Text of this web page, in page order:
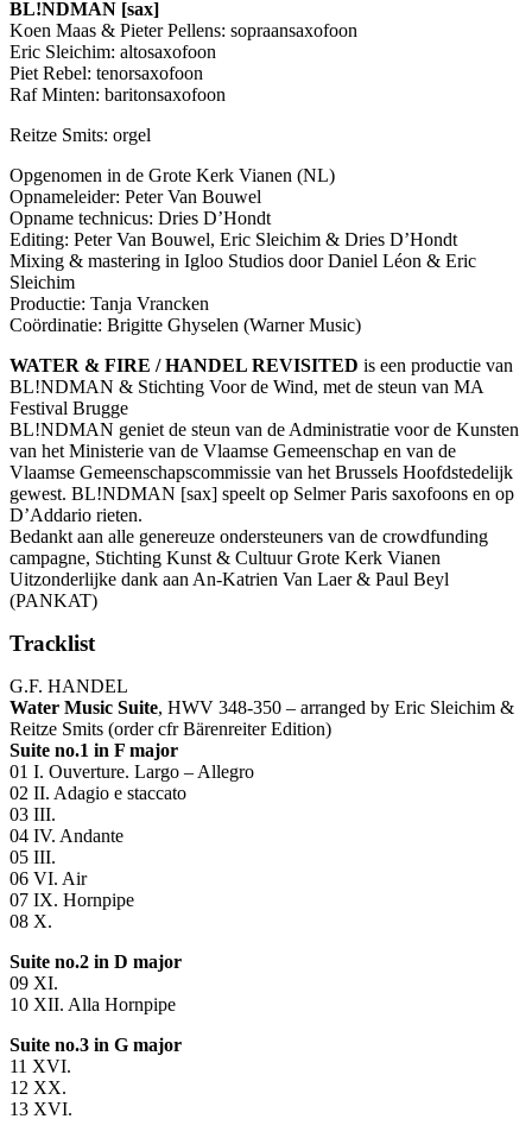
BL!NDMAN [sax]
Koen Maas & Pieter Pellens: sopraansaxofoon
Eric Sleichim: altosaxofoon
Piet Rebel: tenorsaxofoon
Raf Minten: baritonsaxofoon
Reitze Smits: orgel
Opgenomen in de Grote Kerk Vianen (NL)
Opnameleider: Peter Van Bouwel
Opname technicus: Dries D’Hondt
Editing: Peter Van Bouwel, Eric Sleichim & Dries D’Hondt
Mixing & mastering in Igloo Studios door Daniel Léon & Eric
Sleichim
Productie: Tanja Vrancken
Coördinatie: Brigitte Ghyselen (Warner Music)
WATER & FIRE /HANDEL REVISITED is een productie van
BL!NDMAN & Stichting Voor de Wind, met de steun van MA
Festival Brugge
BL!NDMAN geniet de steun van de Administratie voor de Kunsten
van het Ministerie van de Vlaamse Gemeenschap en van de
Vlaamse Gemeenschapscommissie van het Brussels Hoofdstedelijk
gewest. BL!NDMAN [sax] speelt op Selmer Paris saxofoons en op
D’Addario rieten.
Bedankt aan alle genereuze ondersteuners van de crowdfunding
campagne, Stichting Kunst & Cultuur Grote Kerk Vianen
Uitzonderlijke dank aan An-Katrien Van Laer & Paul Beyl
(PANKAT)
Tracklist
G.F. HANDEL
Water Music Suite, HWV 348-350 – arranged by Eric Sleichim &
Reitze Smits (order cfr Bärenreiter Edition)
Suite no.1 in F major
01 I. Ouverture. Largo – Allegro
02 II. Adagio e staccato
03 III.
04 IV. Andante
05 III.
06 VI. Air
07 IX. Hornpipe
08 X.
Suite no.2 in D major
09 XI.
10 XII. Alla Hornpipe
Suite no.3 in G major
11 XVI.
12 XX.
13 XVI.